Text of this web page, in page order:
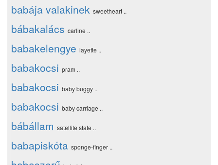
babája valakinek sweetheart ..
bábakalács carline ..
babakelengye layette ..
babakocsi pram ..
babakocsi baby buggy ..
babakocsi baby carriage ..
bábállam satellite state ..
babapiskóta sponge-finger ..